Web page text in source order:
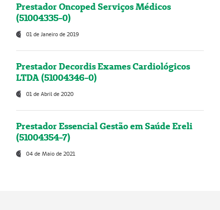
Prestador Oncoped Serviços Médicos
(51004335-0)
01 de Janeiro de 2019
Prestador Decordis Exames Cardiológicos
LTDA (51004346-0)
01 de Abril de 2020
Prestador Essencial Gestão em Saúde Ereli
(51004354-7)
04 de Maio de 2021